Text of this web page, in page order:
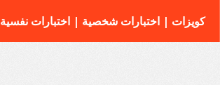
كويزات | اختبارات شخصية | اختبارات نفسية